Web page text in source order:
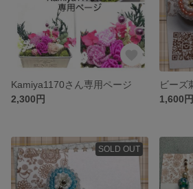
Kamiya1170さん専用ページ
2,300円
1,600円
SOLD OUT